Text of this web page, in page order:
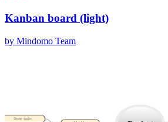
Kanban board (light)
by Mindomo Team